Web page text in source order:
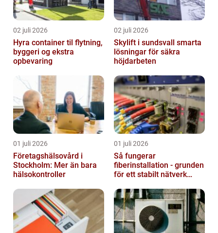
02 juli 2026
Hyra container til flytning,
byggeri og ekstra
opbevaring
02 juli 2026
Skylift i sundsvall smarta
lösningar för säkra
höjdarbeten
01 juli 2026
Företagshälsovård i
Stockholm: Mer än bara
hälsokontroller
01 juli 2026
Så fungerar
fiberinstallation - grunden
för ett stabilt nätverk